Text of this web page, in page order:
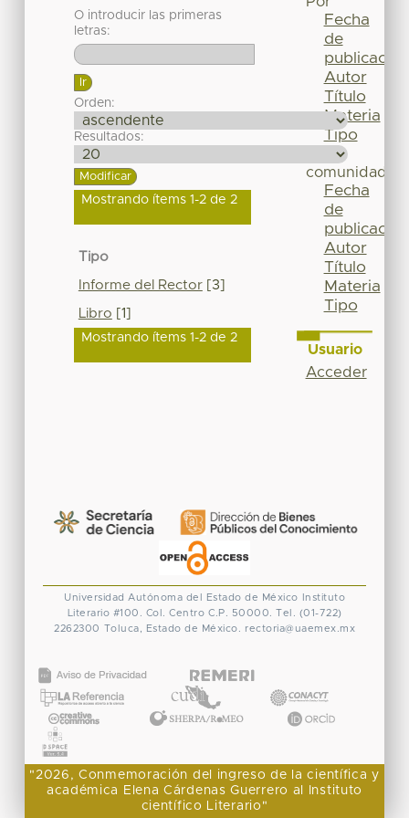
O introducir las primeras
letras:
Orden:
Resultados:
Mostrando ítems 1-2 de 2
Tipo
Informe del Rector[3]
Libro [1]
Mostrando ítems 1-2 de 2
Fecha
de
publicación
Autor
Título
Materia
Tipo
comunidad
Fecha
de
publicación
Autor
Título
Materia
Tipo
Usuario
Acceder
Universidad Autónoma del Estado de México
Instituto
Literario #100. Col. Centro C.P. 50000. Tel. (01-722)
2262300 Toluca, Estado de México. rectoria@uaemex.mx
"2026, Conmemoración del ingreso de la científica y
académica Elena Cárdenas Guerrero al Instituto
científico Literario"